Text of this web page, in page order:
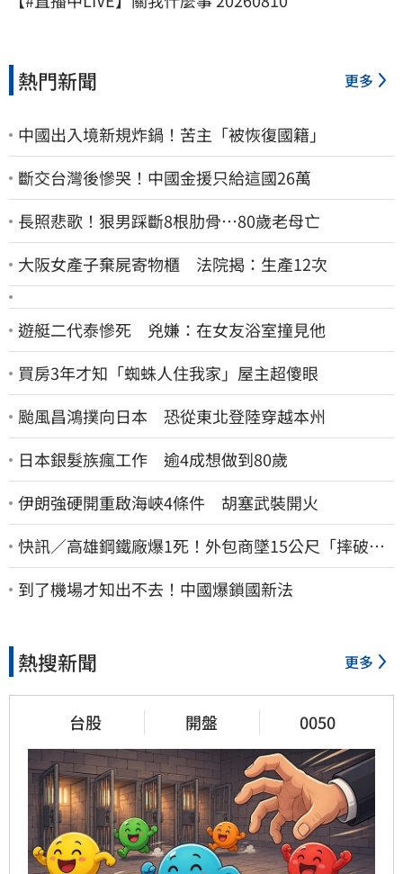
熱門新聞 更多
中國出入境新規炸鍋！苦主「被恢復國籍」
斷交台灣後慘哭！中國金援只給這國26萬
長照悲歌！狠男踩斷8根肋骨…80歲老母亡
大阪女產子棄屍寄物櫃 法院揭：生產12次
遊艇二代泰慘死 兇嫌：在女友浴室撞見他
買房3年才知「蜘蛛人住我家」屋主超傻眼
颱風昌鴻撲向日本 恐從東北登陸穿越本州
日本銀髮族瘋工作 逾4成想做到80歲
伊朗強硬開重啟海峽4條件 胡塞武裝開火
快訊／高雄鋼鐵廠爆1死！外包商墜15公尺「摔破頭
亡」
到了機場才知出不去！中國爆鎖國新法
熱搜新聞 更多
台股 開盤 0050